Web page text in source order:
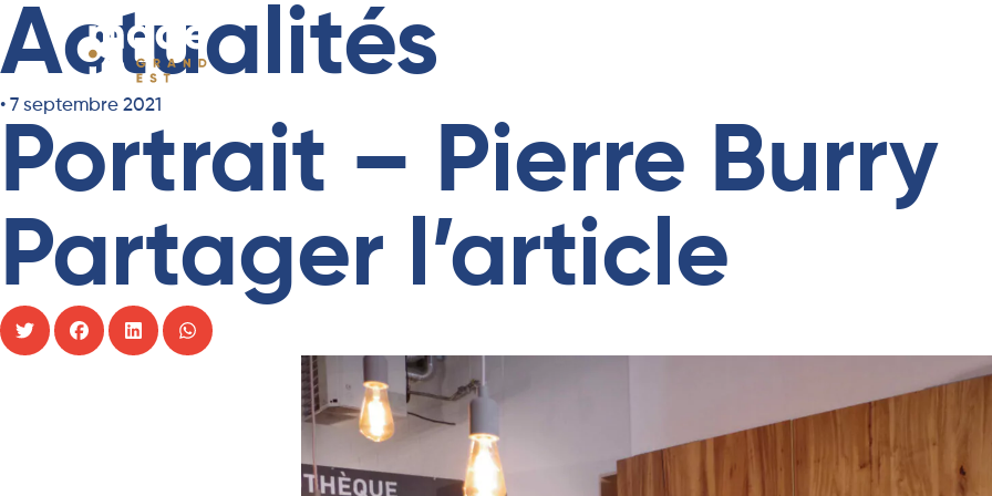
Actualités
• 7 septembre 2021
Portrait – Pierre Burry
Partager l’article